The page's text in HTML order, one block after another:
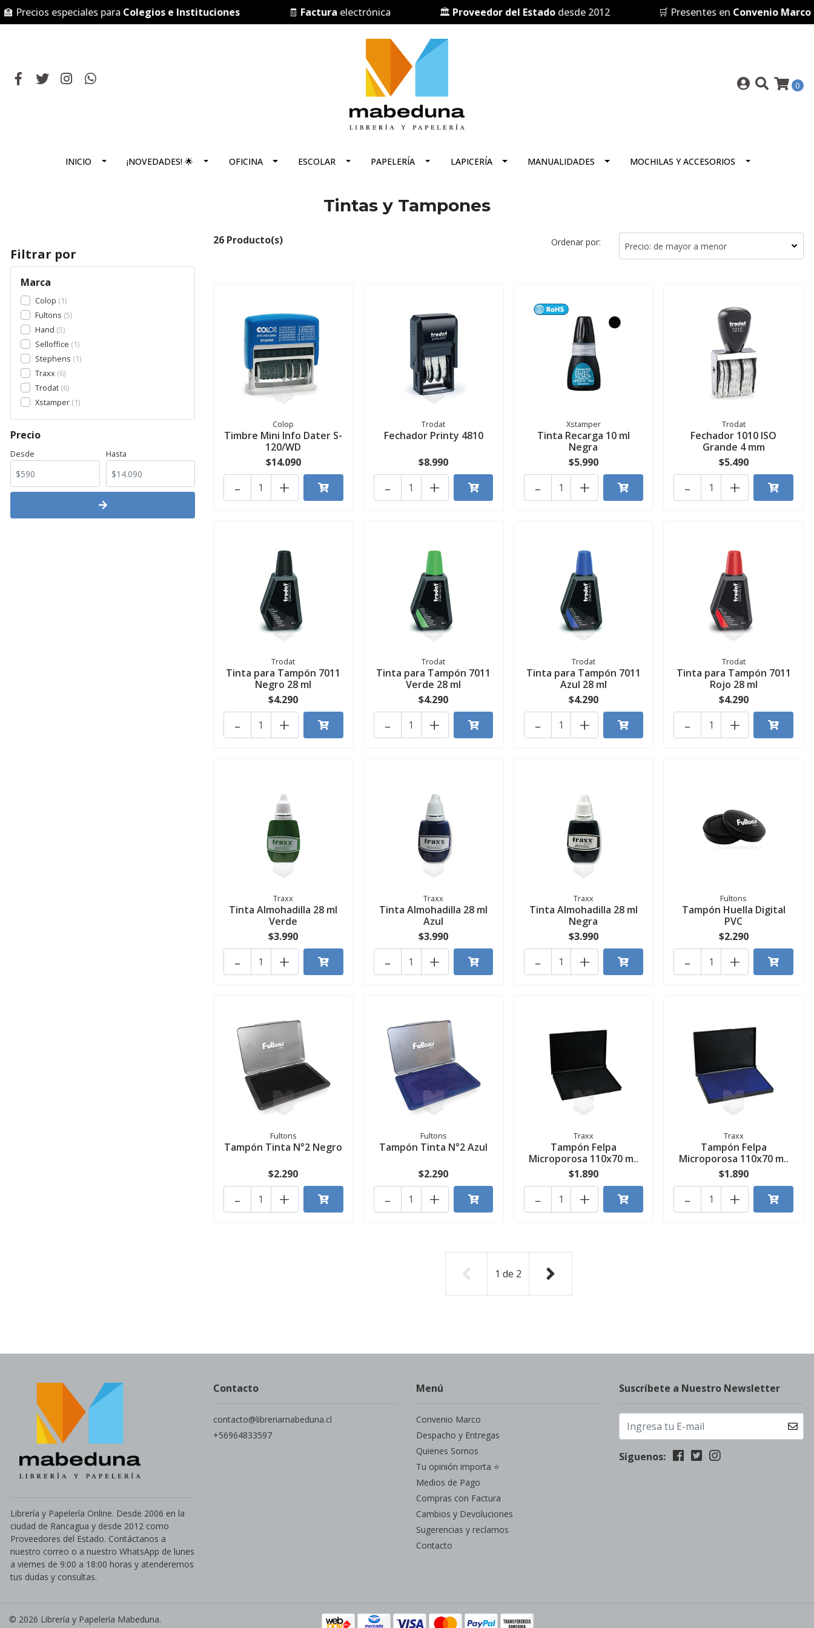
especiales para Colegios e Instituciones Facturaelectrónica Proveedor del Estadodesde 2012 🛒 Presentes enConvenio Marco
0
INICIO ¡NOVEDADES! 🌟 OFICINA ESCOLAR PAPELERÍA LAPICERÍA MANUALIDADES MOCHILAS Y ACCESORIOS
Tintas y Tampones
Filtrar por
Marca
Colop 1
Fultons 5
Hand 5
Selloffice 1
Stephens 1
Traxx 6
Trodat 6
Xstamper 1
Precio
Desde Hasta
26 Producto(s) Ordenar por:
Colop
Timbre Mini Info Dater S-
120/WD
$14.090
+
-
Trodat
Fechador Printy 4810
$8.990
+
-
Xstamper
Tinta Recarga 10 ml
Negra
$5.990
+
-
Trodat
Fechador 1010 ISO
Grande 4 mm
$5.490
+
-
Trodat
Tinta para Tampón 7011
Negro 28 ml
$4.290
+
-
Trodat
Tinta para Tampón 7011
Verde 28 ml
$4.290
+
-
Trodat
Tinta para Tampón 7011
Azul 28 ml
$4.290
+
-
Trodat
Tinta para Tampón 7011
Rojo 28 ml
$4.290
+
-
Traxx
Tinta Almohadilla 28 ml
Verde
$3.990
+
-
Traxx
Tinta Almohadilla 28 ml
Azul
$3.990
+
-
Traxx
Tinta Almohadilla 28 ml
Negra
$3.990
+
-
Fultons
Tampón Huella Digital
PVC
$2.290
+
-
Fultons
Tampón Tinta N°2 Negro
$2.290
+
-
Fultons
Tampón Tinta N°2 Azul
$2.290
+
-
Traxx
Tampón Felpa
Microporosa 110x70 m..
$1.890
+
-
Traxx
Tampón Felpa
Microporosa 110x70 m..
$1.890
+
-
1 de 2
Librería y Papelería Online. Desde 2006 en la
ciudad de Rancagua y desde 2012 como
Proveedores del Estado. Contáctanos a
nuestro correo o a nuestro WhatsApp de lunes
a viernes de 9:00 a 18:00 horas y atenderemos
tus dudas y consultas.
Contacto
contacto@libreriamabeduna.cl
+56964833597
Menú
Convenio Marco
Despacho y Entregas
Quienes Somos
Tu opinión importa ⭐
Medios de Pago
Compras con Factura
Cambios y Devoluciones
Sugerencias y reclamos
Contacto
Suscríbete a Nuestro Newsletter
Síguenos:
© 2026 Librería y Papelería Mabeduna.